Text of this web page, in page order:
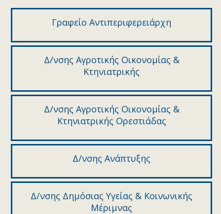
Γραφείο Αντιπεριφερειάρχη
Δ/νσης Αγροτικής Οικονομίας &
Κτηνιατρικής
Δ/νσης Αγροτικής Οικονομίας &
Κτηνιατρικής Ορεστιάδας
Δ/νσης Ανάπτυξης
Δ/νσης Δημόσιας Υγείας & Κοινωνικής
Μέριμνας